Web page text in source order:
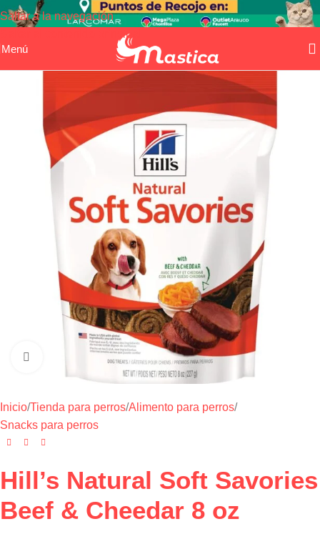
Saltar a la navegación
Saltar al contenido principal
Menú
Haga clic para ampliar
Inicio/Tienda para perros/Alimento para perros/
Snacks para perros
Hill’s Natural Soft Savories
Beef & Cheedar 8 oz